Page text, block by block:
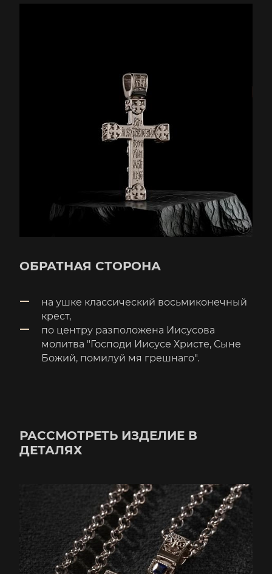
ОБРАТНАЯ СТОРОНА
на ушке классический восьмиконечный
крест,
по центру разположена Иисусова
молитва "Господи Иисусе Христе, Сыне
Божий, помилуй мя грешнаго".
РАССМОТРЕТЬ ИЗДЕЛИЕ В
ДЕТАЛЯХ